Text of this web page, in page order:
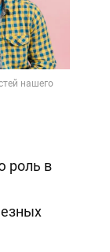
нашего
роль в